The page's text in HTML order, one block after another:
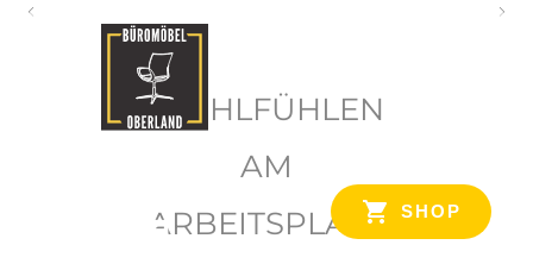
SHOP
WOHLFÜHLEN
AM
ARBEITSPLATZ